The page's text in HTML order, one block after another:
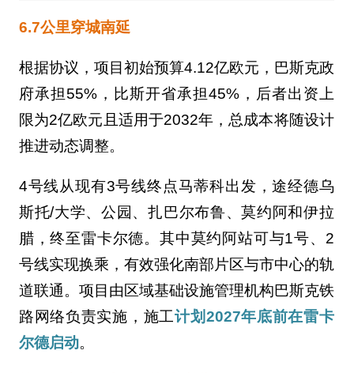
6.7公里穿城南延
根据协议，项目初始预算4.12亿欧元，巴斯克政
府承担55%，比斯开省承担45%，后者出资上
限为2亿欧元且适用于2032年，总成本将随设计
推进动态调整。
4号线从现有3号线终点马蒂科出发，途经德乌
斯托/大学、公园、扎巴尔布鲁、莫约阿和伊拉
腊，终至雷卡尔德。其中莫约阿站可与1号、2
号线实现换乘，有效强化南部片区与市中心的轨
道联通。项目由区域基础设施管理机构巴斯克铁
路网络负责实施，施工计划2027年底前在雷卡
尔德启动。